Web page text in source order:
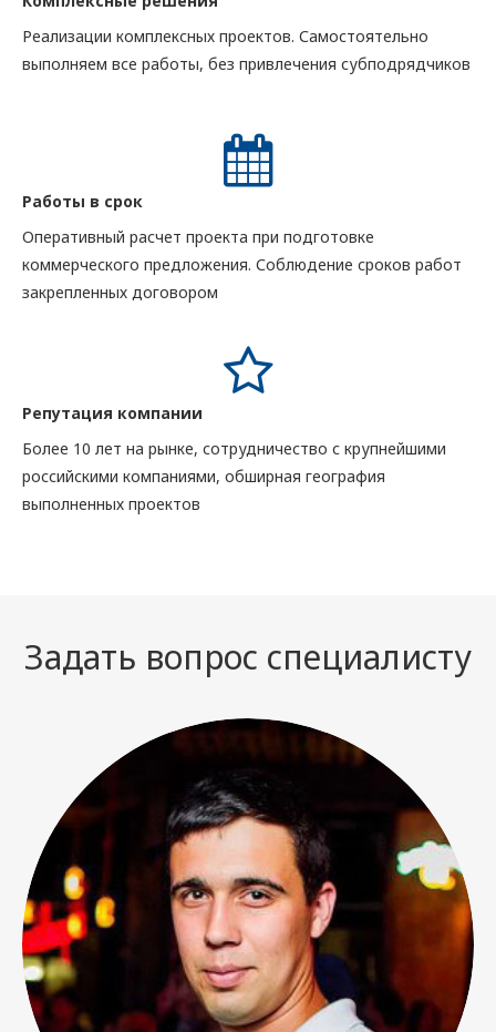
Реализации комплексных проектов. Самостоятельно
выполняем все работы, без привлечения субподрядчиков
Работы в срок
Оперативный расчет проекта при подготовке
коммерческого предложения. Соблюдение сроков работ
закрепленных договором
Репутация компании
Более 10 лет на рынке, сотрудничество с крупнейшими
российскими компаниями, обширная география
выполненных проектов
Задать вопрос специалисту